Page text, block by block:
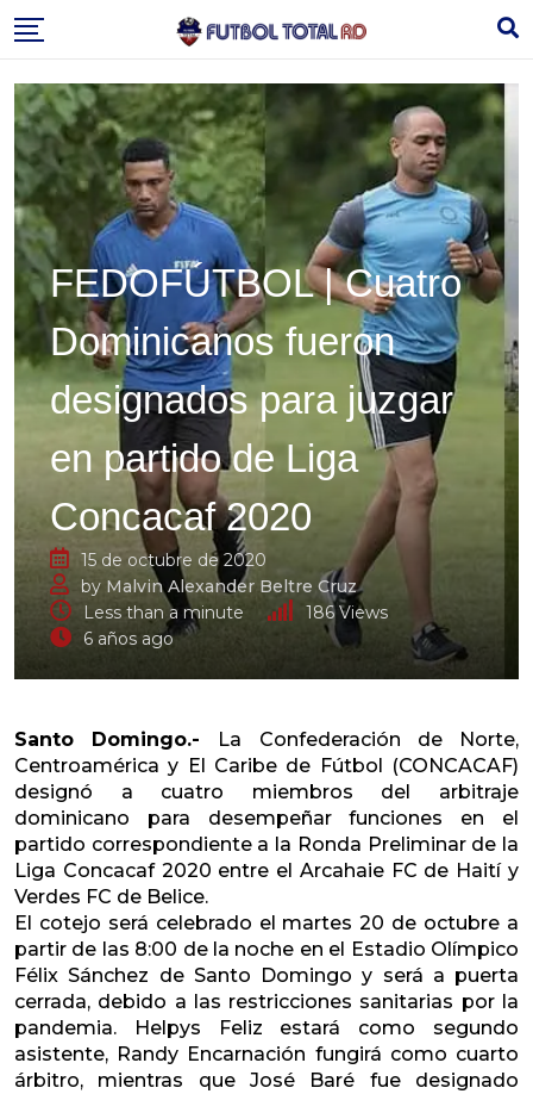
to
FEDOFÚTBOL | Cuatro
Dominicanos fueron
designados para juzgar
en partido de Liga
Concacaf 2020
15 de octubre de 2020
by Malvin Alexander Beltre Cruz
Less than a minute
186Views
6 años ago
Santo Domingo.- La Confederación de Norte,
Centroamérica y El Caribe de Fútbol (CONCACAF)
designó a cuatro miembros del arbitraje
dominicano para desempeñar funciones en el
partido correspondiente a la Ronda Preliminar de la
Liga Concacaf 2020 entre el Arcahaie FC de Haití y
Verdes FC de Belice.
El cotejo será celebrado el martes 20 de octubre a
partir de las 8:00 de la noche en el Estadio Olímpico
Félix Sánchez de Santo Domingo y será a puerta
cerrada, debido a las restricciones sanitarias por la
pandemia. Helpys Feliz estará como segundo
asistente, Randy Encarnación fungirá como cuarto
árbitro, mientras que José Baré fue designado